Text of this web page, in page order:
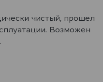
чистый, прошел
Возможен